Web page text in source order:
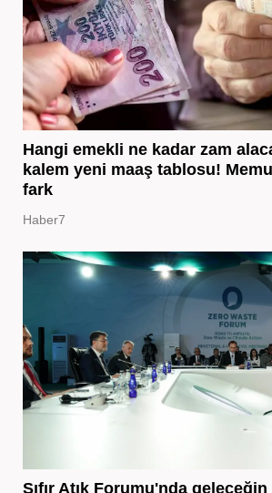
Hangi emekli ne kadar zam
kalem yeni maaş tablosu!
fark
Haber7
Sıfır Atık Forumu'nda